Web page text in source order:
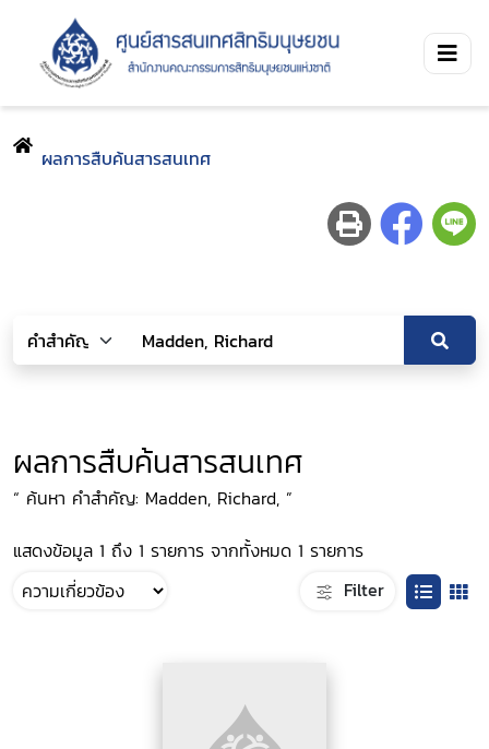
ผลการสืบค้นสารสนเทศ
ผลการสืบค้นสารสนเทศ
“ ค้นหา คำสำคัญ: Madden, Richard, ”
แสดงข้อมูล 1 ถึง 1 รายการ จากทั้งหมด 1 รายการ
Filter